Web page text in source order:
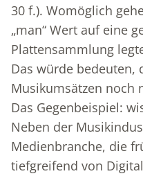
30 f.). Womöglich
„man“ Wert auf eine
Plattensammlung
Das würde bedeuten,
Musikumsätzen noch
Das Gegenbeispiel:
Neben der
Medienbranche, die
tiefgreifend von